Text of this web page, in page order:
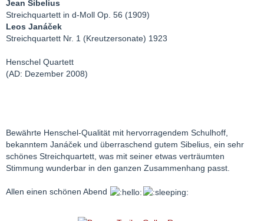
Jean Sibelius
Streichquartett in d-Moll Op. 56 (1909)
Leos Janáček
Streichquartett Nr. 1 (Kreutzersonate) 1923
Henschel Quartett
(AD: Dezember 2008)
Bewährte Henschel-Qualität mit hervorragendem Schulhoff,
bekanntem Janáček und überraschend gutem Sibelius, ein sehr
schönes Streichquartett, was mit seiner etwas verträumten
Stimmung wunderbar in den ganzen Zusammenhang passt.
Allen einen schönen Abend